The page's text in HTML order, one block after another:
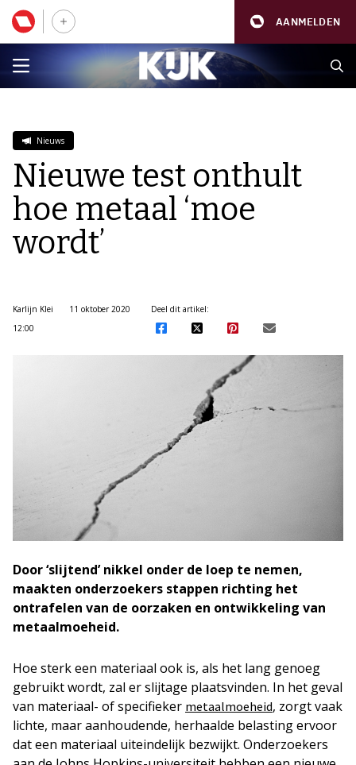
AANMELDEN
Nieuws
Nieuwe test onthult
hoe metaal ‘moe
wordt’
Karlijn Klei
11 oktober 2020
12:00
Deel dit artikel:
Door ‘slijtend’ nikkel onder de loep te nemen,
maakten onderzoekers stappen richting het
ontrafelen van de oorzaken en ontwikkeling van
metaalmoeheid.
Hoe sterk een materiaal ook is, als het lang genoeg
gebruikt wordt, zal er slijtage plaatsvinden. In het geval
van materiaal- of specifieker metaalmoeheid, zorgt vaak
lichte, maar aanhoudende, herhaalde belasting ervoor
dat een materiaal uiteindelijk bezwijkt. Onderzoekers